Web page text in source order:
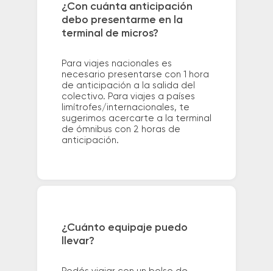
¿Con cuánta anticipación
debo presentarme en la
terminal de micros?
Para viajes nacionales es
necesario presentarse con 1 hora
de anticipación a la salida del
colectivo. Para viajes a países
limítrofes/internacionales, te
sugerimos acercarte a la terminal
de ómnibus con 2 horas de
anticipación.
¿Cuánto equipaje puedo
llevar?